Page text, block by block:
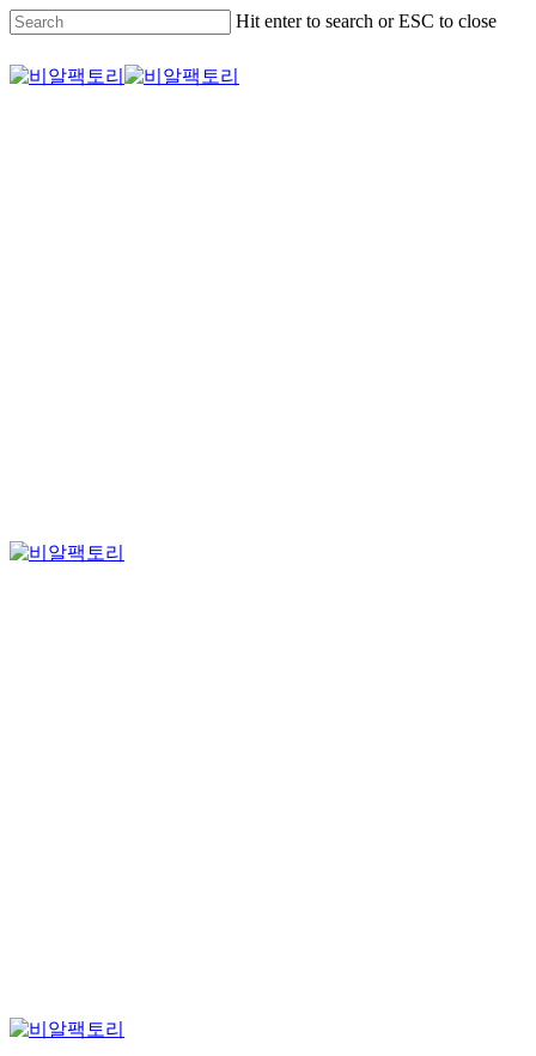
Skip
to
main
content
Hit enter to search or ESC to close
Close